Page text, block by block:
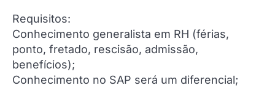
Requisitos:
Conhecimento generalista em RH (férias,
ponto, fretado, rescisão, admissão,
benefícios);
Conhecimento no SAP será um diferencial;